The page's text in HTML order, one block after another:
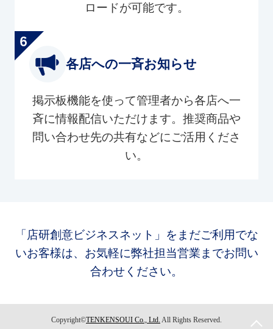
ロードが可能です。
各店への一斉お知らせ
掲示板機能を使って管理者から各店へ一
斉に情報配信いただけます。推奨商品や
問い合わせ先の共有などにご活用くださ
い。
「店研創意ビジネスネット」をまだご利用でな
いお客様は、お気軽に弊社担当営業までお問い
合わせください。
Copyright©TENKENSOUI Co., Ltd. All Rights Reserved.